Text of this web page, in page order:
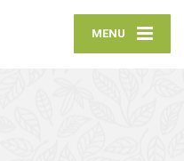
MENU